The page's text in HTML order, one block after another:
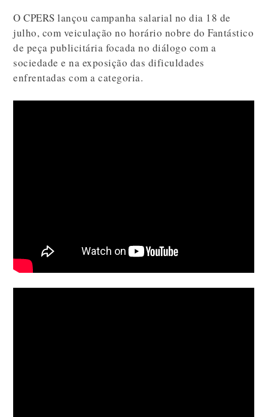
O CPERS lançou campanha salarial no dia 18 de
julho, com veiculação no horário nobre do Fantástico
de peça publicitária focada no diálogo com a
sociedade e na exposição das dificuldades
enfrentadas com a categoria.